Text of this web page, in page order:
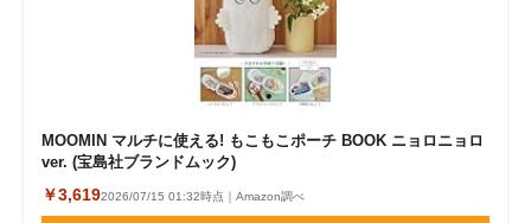
MOOMIN マルチに使える! もこもこポーチ BOOK ニョロニョロ
ver. (宝島社ブランドムック)
￥3,6192026/07/15 01:32時点｜Amazon調べ